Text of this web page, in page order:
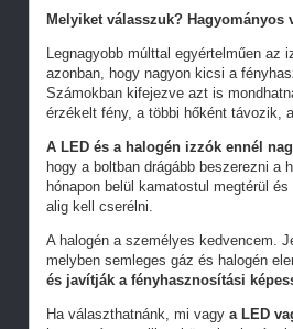
Melyiket válasszuk?
Legnagyobb múlttal egyértelműen az
azonban, hogy nagyon kicsi a
Számokban kifejezve azt is
érzékelt fény, a többi hőként távozik,
A LED és a halogén izzók ennél
hogy a boltban drágább beszerezni a
hónapon belül kamatostul megtérül
alig kell cserélni.
A halogén a személyes kedvencem.
melyben semleges gáz és halogén
és javítják a fényhasznosítási
Ha választhatnánk, mi vagy a LED